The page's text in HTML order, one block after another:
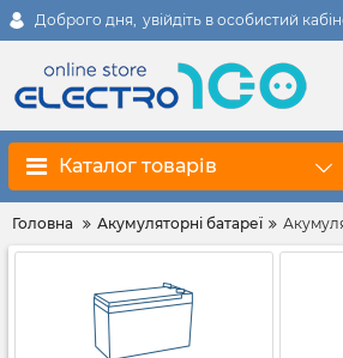
Доброго дня, увійдіть в особистий
Каталог товарів
Головна Акумуляторні батареї